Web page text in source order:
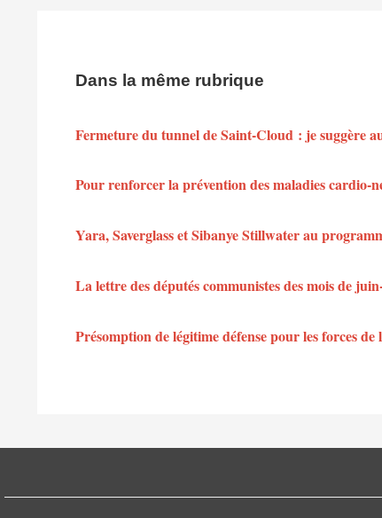
Dans la même rubrique
Fermeture du tunnel de Saint-Cloud : je suggère
Pour renforcer la prévention des maladies cardio-
Yara, Saverglass et Sibanye Stillwater au
La lettre des députés communistes des mois de
Présomption de légitime défense pour les forces